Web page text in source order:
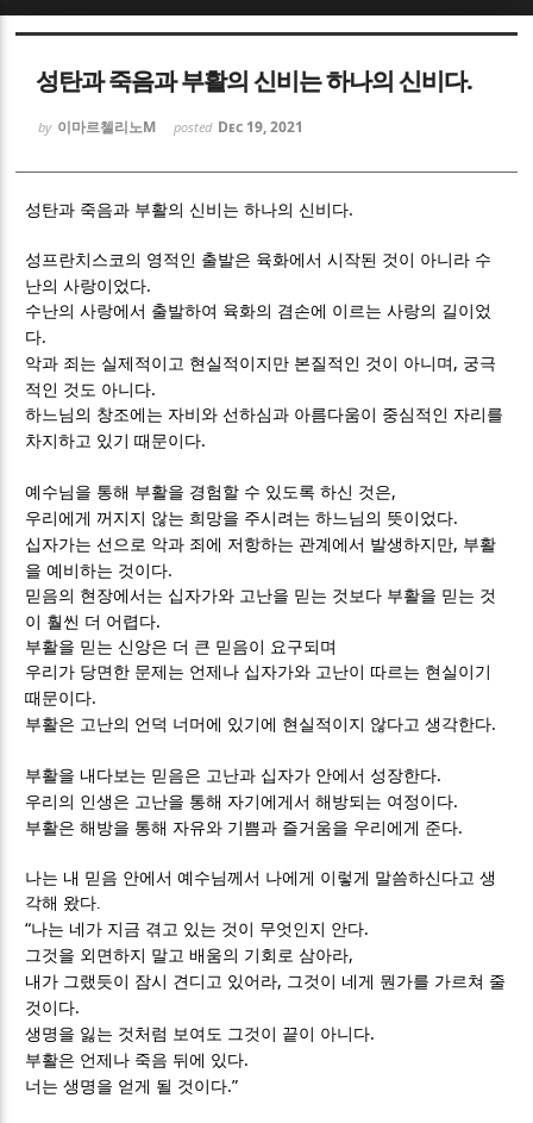
성탄과 죽음과 부활의 신비는 하나의 신비다.
by 이마르첼리노M posted Dec 19, 2021
성탄과 죽음과 부활의 신비는 하나의 신비다.
성프란치스코의 영적인 출발은 육화에서 시작된 것이 아니라 수
난의 사랑이었다.
수난의 사랑에서 출발하여 육화의 겸손에 이르는 사랑의 길이었
다.
악과 죄는 실제적이고 현실적이지만 본질적인 것이 아니며 , 궁극
적인 것도 아니다.
하느님의 창조에는 자비와 선하심과 아름다움이 중심적인 자리를
차지하고 있기 때문이다.
예수님을 통해 부활을 경험할 수 있도록 하신 것은,
우리에게 꺼지지 않는 희망을 주시려는 하느님의 뜻이었다.
십자가는 선으로 악과 죄에 저항하는 관계에서 발생하지만, 부활
을 예비하는 것이다.
믿음의 현장에서는 십자가와 고난을 믿는 것보다 부활을 믿는 것
이 훨씬 더 어렵다.
부활을 믿는 신앙은 더 큰 믿음이 요구되며
우리가 당면한 문제는 언제나 십자가와 고난이 따르는 현실이기
때문이다.
부활은 고난의 언덕 너머에 있기에 현실적이지 않다고 생각한다.
부활을 내다보는 믿음은 고난과 십자가 안에서 성장한다.
우리의 인생은 고난을 통해 자기에게서 해방되는 여정이다.
부활은 해방을 통해 자유와 기쁨과 즐거움을 우리에게 준다.
나는 내 믿음 안에서예수님께서 나에게 이렇게 말씀하신다고 생
각해 왔다
“나는 네가 지금 겪고 있는 것이 무엇인지 안다.
그것을 외면하지 말고 배움의 기회로 삼아라,
내가 그랬듯이 잠시 견디고 있어라, 그것이 네게 뭔가를 가르쳐 줄
것이다.
생명을 잃는 것처럼 보여도 그것이 끝이 아니다.
부활은 언제나 죽음 뒤에 있다.
너는 생명을 얻게 될 것이다.”
Sketchbook5, 스케치북5
Sketchbook5, 스케치북5
Sketchbook5, 스케치북5
Sketchbook5, 스케치북5